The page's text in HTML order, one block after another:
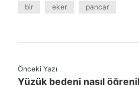
bir eker pancar
Önceki Yazı
Yüzük bedeni nasıl